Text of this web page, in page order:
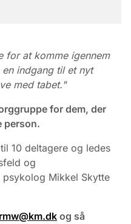
for at komme igennem
indgang til et nyt
med tabet."
for dem, der
person.
10 deltagere og ledes
og
psykolog Mikkel Skytte
rmw@km.dk og så